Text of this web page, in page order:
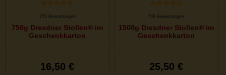
755 Bewertungen
750g Dresdner Stollen® im
Geschenkkarton
16,50 €
798 Bewertungen
1500g Dresdner Stollen® im
Geschenkkarton
25,50 €